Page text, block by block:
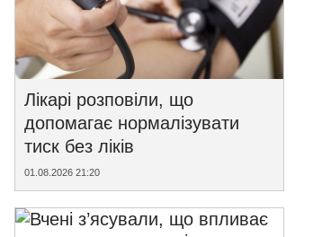
Лікарі розповіли, що
допомагає нормалізувати
тиск без ліків
01.08.2026 21:20